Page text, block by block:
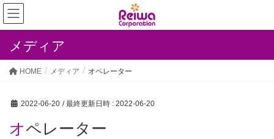
メディア
HOME メディア オペレーター
2022-06-20 / 最終更新日時 : 2022-06-20
オペレーター